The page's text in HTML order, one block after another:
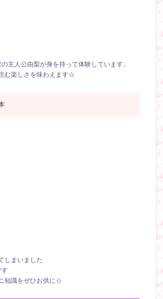
主人公由梨が身を持って体験しています。
む楽しさを味わえます☆
しまいました
知識をぜひお供に☆